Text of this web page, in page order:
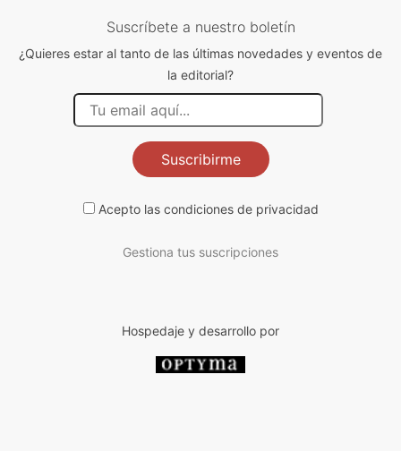
Suscríbete a nuestro boletín
¿Quieres estar al tanto de las últimas novedades y eventos de
la editorial?
Suscribirme
Acepto las condiciones de privacidad
Gestiona tus suscripciones
Hospedaje y desarrollo por